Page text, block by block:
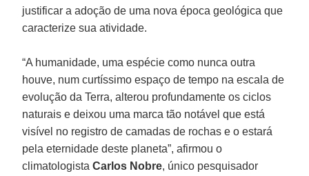
justificar a adoção de uma nova época geológica que
caracterize sua atividade.
“A humanidade, uma espécie como nunca outra
houve, num curtíssimo espaço de tempo na escala de
evolução da Terra, alterou profundamente os ciclos
naturais e deixou uma marca tão notável que está
visível no registro de camadas de rochas e o estará
pela eternidade deste planeta”, afirmou o
climatologistaCarlos Nobre, único pesquisador